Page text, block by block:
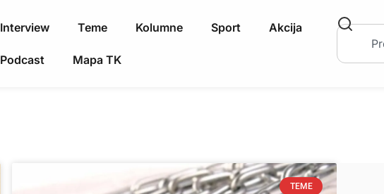
Interview Teme Kolumne Sport Akcija
Podcast Mapa TK
TEME